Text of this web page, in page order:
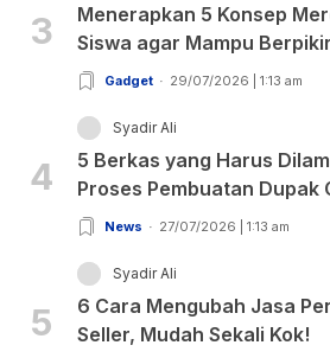
3
Menerapkan 5 Konsep
Siswa agar Mampu
Gadget 29/07/2026 | 1:13 am
4
Syadir Ali
5 Berkas yang Harus
Proses Pembuatan Dupak
News 27/07/2026 | 1:13 am
5
Syadir Ali
6 Cara Mengubah Jasa
Seller, Mudah Sekali Kok!